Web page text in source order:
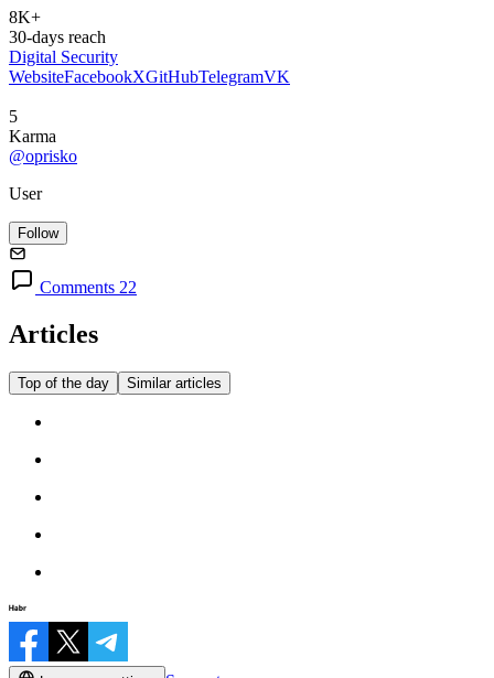
8K+
30-days reach
Digital Security
WebsiteFacebookXGitHubTelegramVK
5
Karma
@oprisko
User
Follow
Comments 22
Articles
Top of the day Similar articles